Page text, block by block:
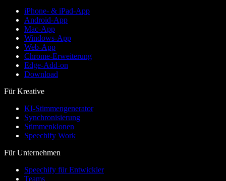
iPhone- & iPad-App
Android-App
Mac-App
Windows-App
Web-App
Chrome-Erweiterung
Edge-Add-on
Download
Für Kreative
KI-Stimmengenerator
Synchronisierung
Stimmenklonen
Speechify Work
Für Unternehmen
Speechify für Entwickler
Teams